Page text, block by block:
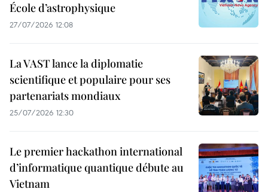
École d’astrophysique
27/07/2026 12:08
La VAST lance la diplomatie
scientifique et populaire pour ses
partenariats mondiaux
25/07/2026 12:30
Le premier hackathon international
d’informatique quantique débute au
Vietnam